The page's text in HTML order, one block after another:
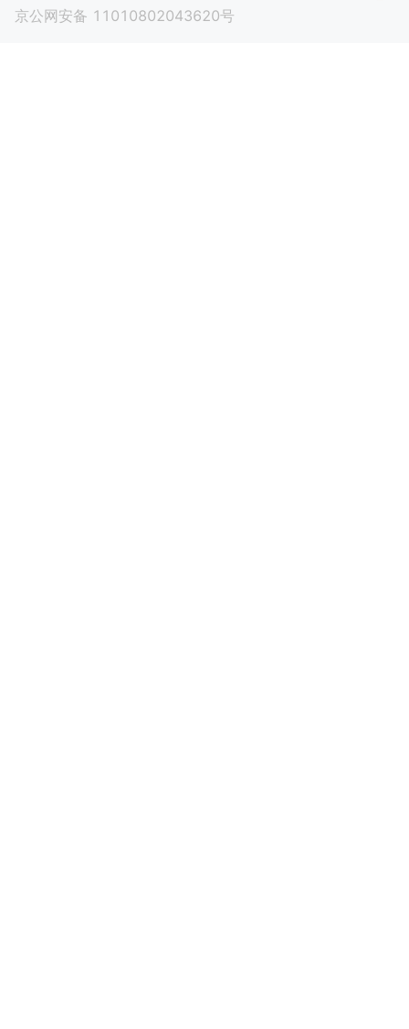
京公网安备 11010802043620号